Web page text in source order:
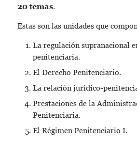
20 temas.
Estas son las unidades que
La regulación supranacional
penitenciaria.
El Derecho Penitenciario.
La relación jurídico-
Prestaciones de la
Penitenciaria.
El Régimen Penitenciario I.